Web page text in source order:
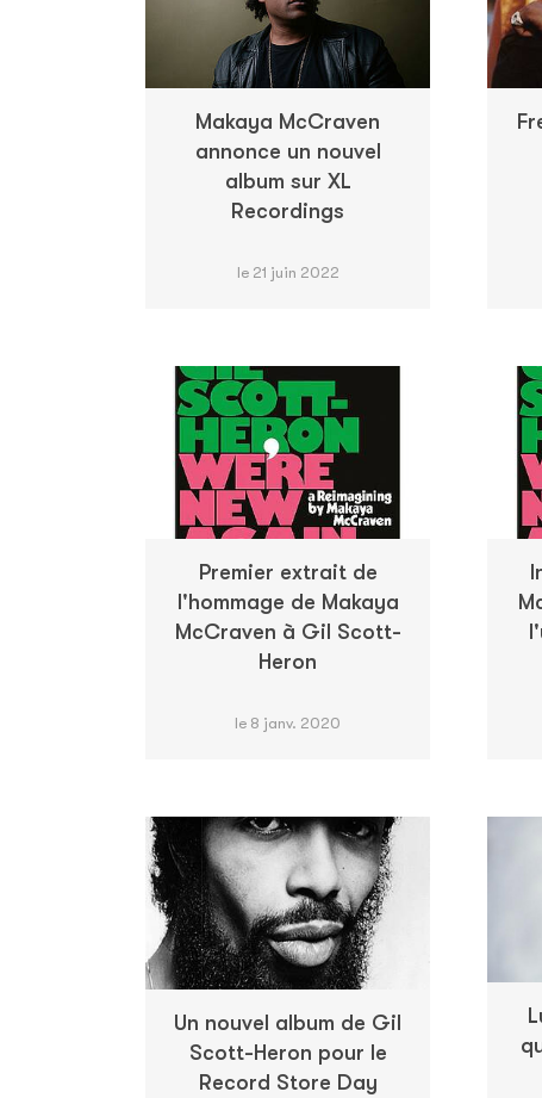
Makaya McCraven
annonce un nouvel
album sur XL
Recordings
le 21 juin 2022
Premier extrait de
l'hommage de Makaya
McCraven à Gil Scott-
Heron
le 8 janv. 2020
Un nouvel album de Gil
Scott-Heron pour le
Record Store Day